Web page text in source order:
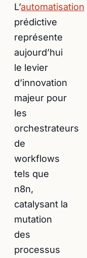
L’automatisation
prédictive
représente
aujourd’hui
le levier
d’innovation
majeur pour
les
orchestrateurs
de
workflows
tels que
n8n,
catalysant la
mutation
des
processus